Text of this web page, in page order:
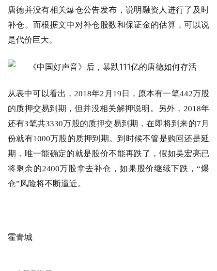
唐德并没有相关爆仓公告发布，说明融资人进行了及时
补仓。而根据文中对补仓股数和保证金的估算，可以说
是代价巨大。
从表中可以看出，2018年2月19日，原本有一笔442万股
的质押交易到期，但并没相关解押说明。另外，2018年
还有3笔共3330万股的质押交易到期，在即将到来的7月
份就有1000万股的质押到期。到时候不管是购回还是延
期，唯一能确定的就是股价不能再跌了，假如吴宏亮已
将剩余的2400万股拿去补仓，如果股价继续下跌，“爆
仓”风险将不断逼近。
霍青城